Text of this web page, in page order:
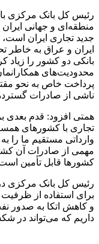
رئیس کل بانک مرکزی با
منطقه‌ای و جهانی ایران
جدید تجاری ایران است،
ایران و عراق به خاطر
بانکی دو کشور را
محدودیت‌های
پرداخت خاص به نحو
ناشی از صادرات
همتی افزود: قدم بعدی
تجاری با کشورهای
وارداتی مستقیم ما را
مهمی از صادرات آن
کشورها قابل تأمین
رئیس کل بانک مرکزی در
برای استفاده از
و کاهش اتکا به صدور
داریم که می‌تواند در